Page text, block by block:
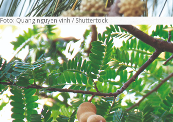
Foto: Quang nguyen vinh / Shuttertock